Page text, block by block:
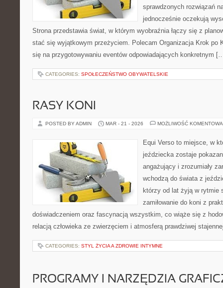
sprawdzonych rozwiązań
jednocześnie oczekują
Strona przedstawia świat, w którym wyobraźnia łączy się z
stać się wyjątkowym przeżyciem. Polecam Organizacja Krok po
się na przygotowywaniu eventów odpowiadających konkretnym
CATEGORIES: SPOŁECZEŃSTWO OBYWATELSKIE
RASY KONI
POSTED BY ADMIN MAR - 21 - 2026 MOŻLIWOŚĆ
Equi Verso to miejsce, w
jeździecka zostaje
angażujący i zrozumiały
wchodzą do świata z
którzy od lat żyją w rytmie
zamiłowanie do koni z
doświadczeniem oraz fascynacją wszystkim, co wiąże się z
relacją człowieka ze zwierzęciem i atmosferą prawdziwej
CATEGORIES: STYL ŻYCIA A ZDROWIE INTYMNE
PROGRAMY I NARZĘDZIA